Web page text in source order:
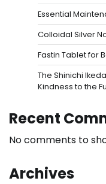
Essential
Colloidal Silver
Fastin Tablet for
The Shinichi
Kindness to the
Recent
No comments to
Archives